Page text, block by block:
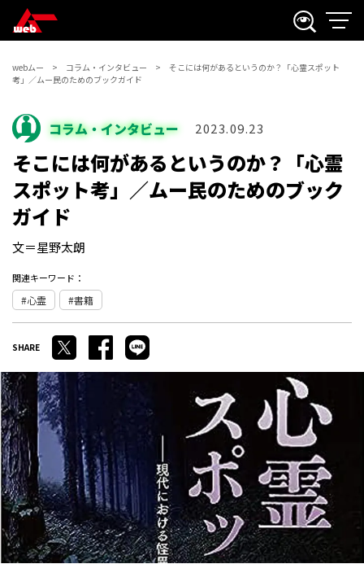
webムー コラム・インタビュー
そこには何があるというのか？「心霊スポット
考」／ムー民のためのブックガイド
コラム・インタビュー 2023.09.23
そこには何があるというのか？「心霊
スポット考」／ムー民のためのブック
ガイド
文＝星野太朗
関連キーワード：
心霊 書籍